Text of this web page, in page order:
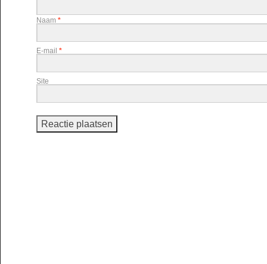
Naam *
E-mail *
Site